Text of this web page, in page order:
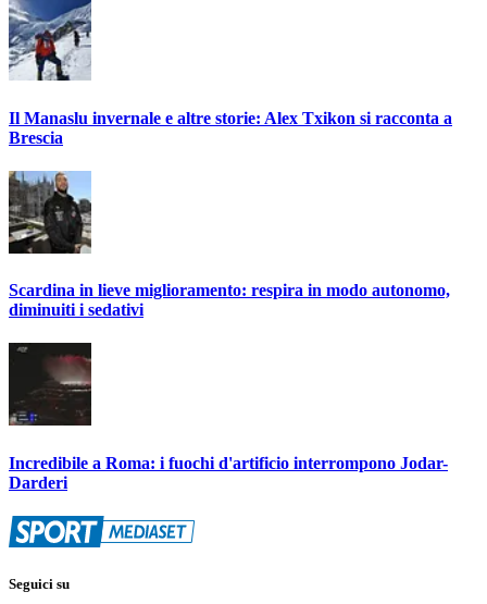
Il Manaslu invernale e altre storie: Alex Txikon si racconta a
Brescia
Scardina in lieve miglioramento: respira in modo autonomo,
diminuiti i sedativi
Incredibile a Roma: i fuochi d'artificio interrompono Jodar-
Darderi
Seguici su